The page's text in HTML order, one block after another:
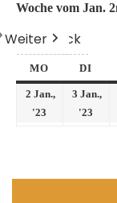
Woche vom Jan.
Zurück
Heute
Weiter
MO DI
2 Jan.,
'23
3 Jan.,
'23